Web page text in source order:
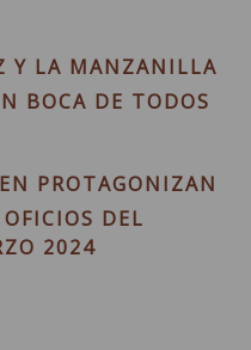
Y LA MANZANILLA
BOCA DE TODOS
PROTAGONIZAN
DEL
2024